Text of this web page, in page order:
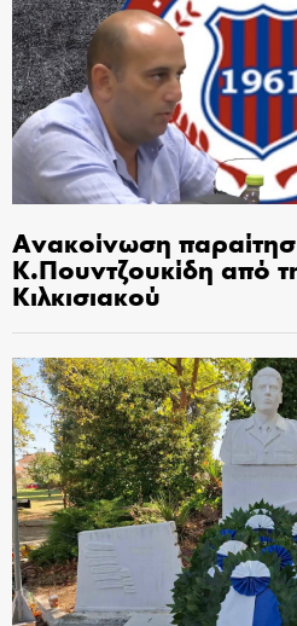
Ανακοίνωση
Κ.Πουντζουκίδη από
Κιλκισιακού